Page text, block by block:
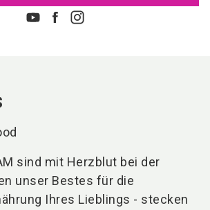
sind mit Herzblut bei der
unser Bestes für die
Ihres Lieblings - stecken